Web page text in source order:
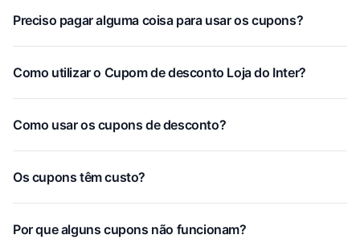
Preciso pagar alguma coisa para usar os cupons?
Como utilizar o Cupom de desconto Loja do Inter?
Como usar os cupons de desconto?
Os cupons têm custo?
Por que alguns cupons não funcionam?